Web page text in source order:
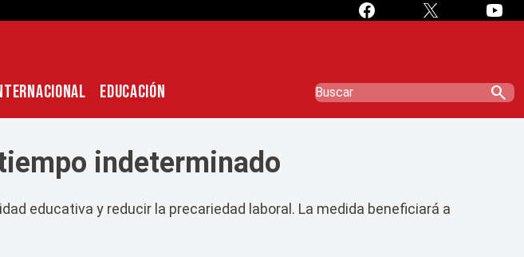
EDUCACIÓN search
indeterminado
educativa y reducir la precariedad laboral. La medida beneficiará a